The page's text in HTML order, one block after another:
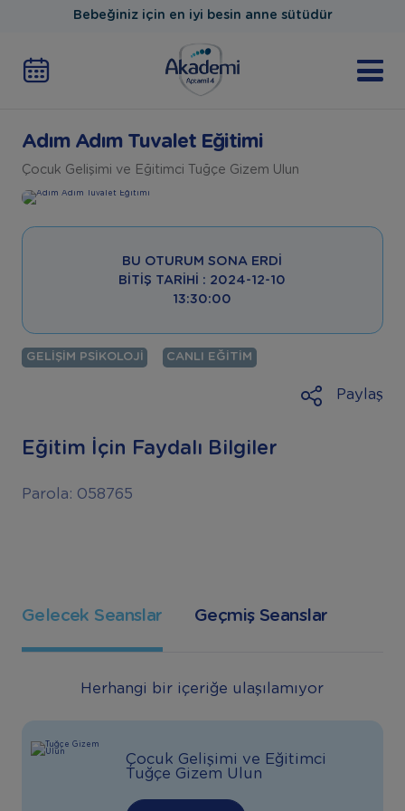
Bebeğiniz için en iyi besin anne sütüdür
Adım Adım Tuvalet Eğitimi
Çocuk Gelişimi ve Eğitimci Tuğçe Gizem Ulun
BU OTURUM SONA ERDI
BITIŞ TARIHI : 2024-12-10
13:30:00
GELIŞIM PSIKOLOJI CANLI EĞITIM
Paylaş
Eğitim İçin Faydalı Bilgiler
Parola: 058765
Gelecek Seanslar Geçmiş Seanslar
Herhangi bir içeriğe ulaşılamıyor
Çocuk Gelişimi ve Eğitimci
Tuğçe Gizem Ulun